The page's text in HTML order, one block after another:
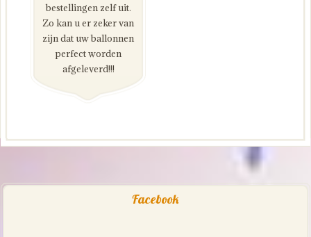
bestellingen zelf uit.
Zo kan u er zeker van
zijn dat uw ballonnen
perfect worden
afgeleverd!!!
Facebook